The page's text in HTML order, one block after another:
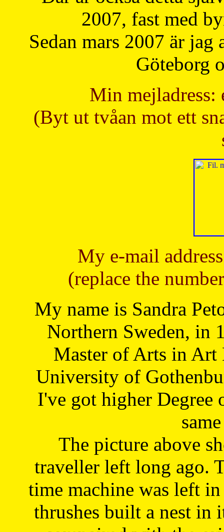
2007, fast med
Sedan mars 2007 är
Göteborg
Min mejladress:
(Byt ut tvåan mot ett
My e-mail
(replace the
My name is Sandra
Northern Sweden, in
Master of Arts in Art
University of
I've got higher Degree
The picture above
traveller left long ago.
time machine was left
thrushes built a nest in